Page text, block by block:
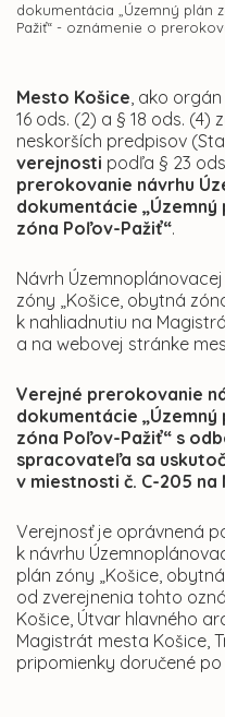
dokumentácia „Územný plán
Pažiť“ - oznámenie o
Mesto Košice , ako
16 ods. (2) a § 18 ods. (4)
neskorších predpisov
verejnosti podľa § 23
prerokovanie návrhu
dokumentácie
zóna Poľov-Pažiť“.
Návrh
zóny „Košice, obytná
k nahliadnutiu na
a na webovej stránke
Verejné prerokovanie
dokumentácie
zóna Poľov-Pažiť“ s
spracovateľa sa
v miestnosti č. C-205
Verejnosť je oprávnená
k návrhu
plán zóny „Košice,
od zverejnenia tohto
Košice, Útvar hlavného
Magistrát mesta Košice,
pripomienky doručené